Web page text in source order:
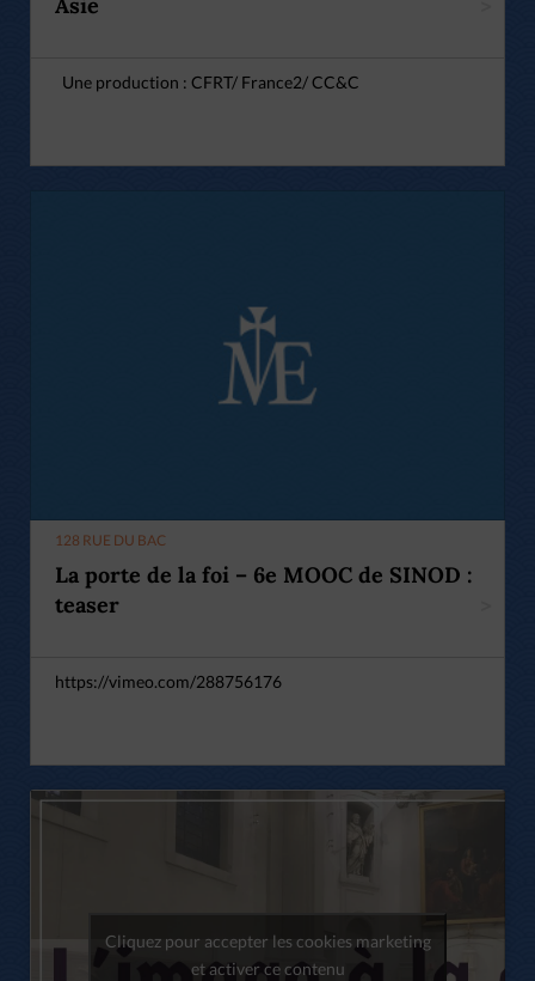
Asie
Une production : CFRT/ France2/ CC&C
128 RUE DU BAC
La porte de la foi – 6e MOOC de SINOD :
teaser
https://vimeo.com/288756176
Cliquez pour accepter les cookies marketing
et activer ce contenu